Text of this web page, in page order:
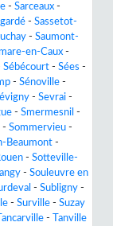
- Sarceaux -
- Sassetot-
- Saumont-
en-Caux -
Sébécourt - Sées -
- Sénoville -
- Sevrai -
- Smermesnil -
- Sommervieu -
Beaumont -
- Sotteville-
- Souleuvre en
- Subligny -
- Surville - Suzay
Tancarville -
Tanville